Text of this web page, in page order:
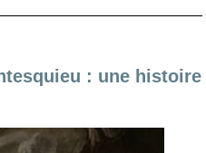
: une histoire